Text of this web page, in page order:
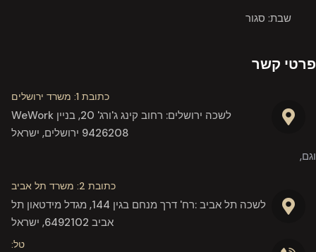
שבת: סגור
פרטי קשר
כתובת 1: משרד ירושלים
לשכה ירושלים: רחוב קינג ג'ורג' 20, בניין WeWork
9426208 ירושלים, ישראל
וגם,
כתובת 2: משרד תל אביב
לשכה תל אביב :רח' דרך מנחם בגין 144, מגדל מידטאון תל
אביב 6492102, ישראל
טל: